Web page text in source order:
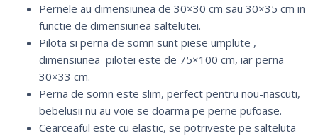
Pernele au dimensiunea de 30×30 cm sau 30×35 cm in
functie de dimensiunea saltelutei.
Pilota si perna de somn sunt piese umplute ,
dimensiunea pilotei este de 75×100 cm, iar perna
30×33 cm.
Perna de somn este slim, perfect pentru nou-nascuti,
bebelusii nu au voie se doarma pe perne pufoase.
Cearceaful este cu elastic, se potriveste pe salteluta